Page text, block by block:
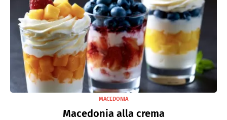
MACEDONIA
Macedonia alla crema